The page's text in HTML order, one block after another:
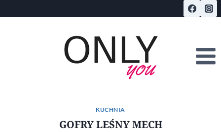
do
KUCHNIA
GOFRY LEŚNY MECH